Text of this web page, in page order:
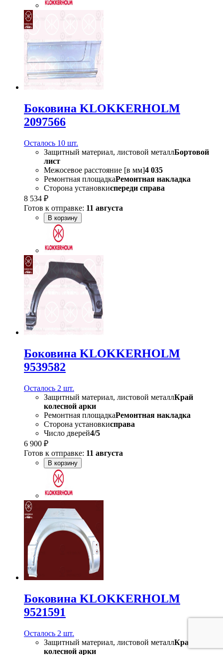
Боковина KLOKKERHOLM
2097566
Осталось 10 шт.
Защитный материал, листовой металлБортовой
лист
Межосевое расстояние [в мм]4 035
Ремонтная площадкаРемонтная накладка
Сторона установкиспереди справа
8 534 ₽
Готов к отправке: 11 августа
В корзину
Боковина KLOKKERHOLM
9539582
Осталось 2 шт.
Защитный материал, листовой металлКрай
колесной арки
Ремонтная площадкаРемонтная накладка
Сторона установкисправа
Число дверей4/5
6 900 ₽
Готов к отправке: 11 августа
В корзину
Боковина KLOKKERHOLM
9521591
Осталось 2 шт.
Защитный материал, листовой металлКрай
колесной арки